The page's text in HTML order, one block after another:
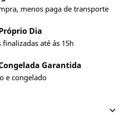
menos paga de transporte
Dia
até ás 15h
Garantida
e congelado
